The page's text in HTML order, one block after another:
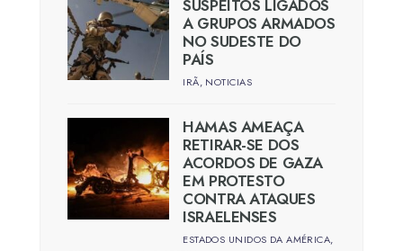
SUSPEITOS LIGADOS
A GRUPOS ARMADOS
NO SUDESTE DO
PAÍS
IRÃ, NOTICIAS
HAMAS AMEAÇA
RETIRAR-SE DOS
ACORDOS DE GAZA
EM PROTESTO
CONTRA ATAQUES
ISRAELENSES
ESTADOS UNIDOS DA AMÉRICA,